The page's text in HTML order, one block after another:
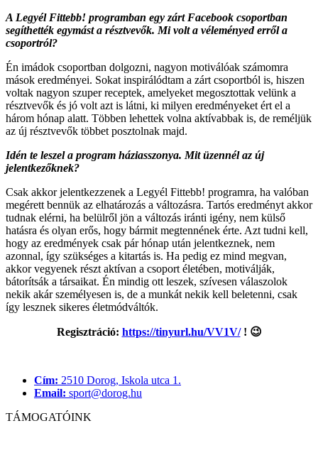
A Legyél Fittebb! programban egy zárt Facebook csoportban
segíthették egymást a résztvevők. Mi volt a véleményed erről a
csoportról?
Én imádok csoportban dolgozni, nagyon motiválóak számomra
mások eredményei. Sokat inspirálódtam a zárt csoportból is, hiszen
voltak nagyon szuper receptek, amelyeket megosztottak velünk a
résztvevők és jó volt azt is látni, ki milyen eredményeket ért el a
három hónap alatt. Többen lehettek volna aktívabbak is, de reméljük
az új résztvevők többet posztolnak majd.
Idén te leszel a program háziasszonya. Mit üzennél az új
jelentkezőknek?
Csak akkor jelentkezzenek a Legyél Fittebb! programra, ha valóban
megérett bennük az elhatározás a változásra. Tartós eredményt akkor
tudnak elérni, ha belülről jön a változás iránti igény, nem külső
hatásra és olyan erős, hogy bármit megtennének érte. Azt tudni kell,
hogy az eredmények csak pár hónap után jelentkeznek, nem
azonnal, így szükséges a kitartás is. Ha pedig ez mind megvan,
akkor vegyenek részt aktívan a csoport életében, motiválják,
bátorítsák a társaikat. Én mindig ott leszek, szívesen válaszolok
nekik akár személyesen is, de a munkát nekik kell beletenni, csak
így lesznek sikeres életmódváltók.
Regisztráció: https://tinyurl.hu/VV1V/! 😉
Cím: 2510 Dorog, Iskola utca 1.
Email: sport@dorog.hu
TÁMOGATÓINK